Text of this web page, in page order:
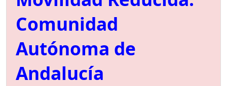
Comunidad
Autónoma de
Andalucía